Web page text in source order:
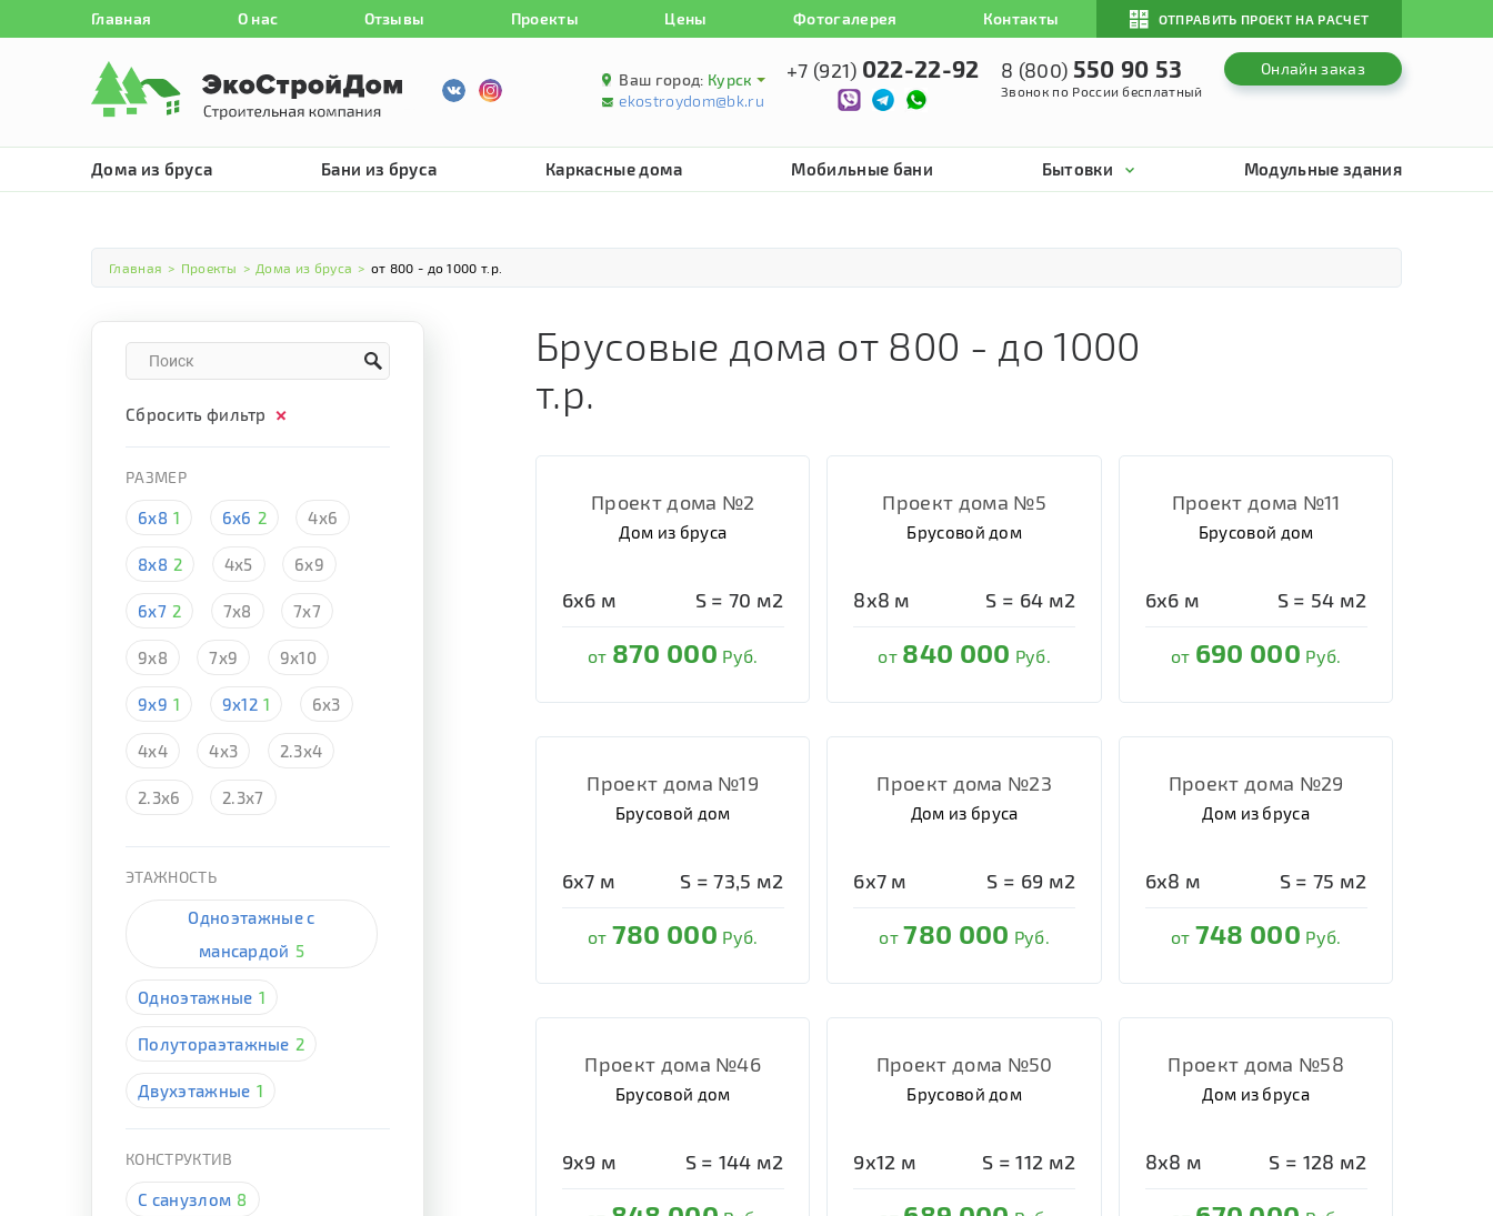
Главная О нас Отзывы Проекты Цены Фотогалерея Контакты ОТПРАВИТЬ ПРОЕКТ НА РАСЧЕТ
Ваш город: Курск
ekostroydom@bk.ru
+7 (921) 022-22-92 8 (800) 550 90 53
Звонок по России бесплатный
Онлайн заказ
Дома из бруса Бани из бруса Каркасные дома Мобильные бани Бытовки Модульные здания
Главная > Проекты > Дома из бруса > от 800 - до 1000 т.р.
Сбросить фильтр
РАЗМЕР
6х8 1 6х6 2 4х6
8х8 2 4х5 6х9
6х7 2 7х8 7х7
9х8 7х9 9х10
9х9 1 9х12 1 6х3
4х4 4х3 2.3х4
2.3х6 2.3х7
ЭТАЖНОСТЬ
Одноэтажные с
мансардой 5
Одноэтажные 1
Полутораэтажные 2
Двухэтажные 1
КОНСТРУКТИВ
С санузлом 8
Брусовые дома от 800 - до 1000
т.р.
Проект дома №2
Дом из бруса
6х6 м S =70 м2
от 870 000 Руб.
Проект дома №5
Брусовой дом
8х8 м S = 64 м2
от 840 000 Руб.
Проект дома №11
Брусовой дом
6х6 м S = 54 м2
от 690 000 Руб.
Проект дома №19
Брусовой дом
6х7 м S =73,5 м2
от 780 000 Руб.
Проект дома №23
Дом из бруса
6х7 м S = 69 м2
от780 000 Руб.
Проект дома №29
Дом из бруса
6х8 м S =75 м2
от 748 000 Руб.
Проект дома №46
Брусовой дом
9х9 м S = 144 м2
Проект дома №50
Брусовой дом
9х12 м S =112 м2
Проект дома №58
Дом из бруса
8х8 м S = 128 м2